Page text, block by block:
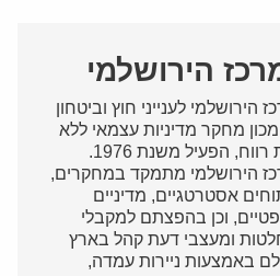
הירושלמי
הירושלמי לענייני חוץ וביטחון
מחקר מדיניות עצמאי ללא
כוונת רווח, הפעיל משנת 1976.
הירושלמי מתמקד במחקרים,
אסטרטגיים, מדיניים
וכן בהפצתם למקבלי
ומעצבי דעת קהל בארץ
באמצעות ניירות עמדה,